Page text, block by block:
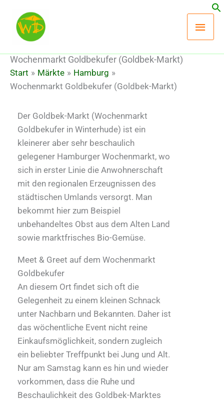
Inhalt
springen
Wochenmarkt Goldbekufer (Goldbek-Markt)
Start Märkte
Hamburg
Wochenmarkt Goldbekufer (Goldbek-Markt)
Der Goldbek-Markt (Wochenmarkt
Goldbekufer in Winterhude) ist ein
kleinerer aber sehr beschaulich
gelegener Hamburger Wochenmarkt, wo
sich in erster Linie die Anwohnerschaft
mit den regionalen Erzeugnissen des
städtischen Umlands versorgt. Man
bekommt hier zum Beispiel
unbehandeltes Obst aus dem Alten Land
sowie marktfrisches Bio-Gemüse.
Meet & Greet auf dem Wochenmarkt
Goldbekufer
An diesem Ort findet sich oft die
Gelegenheit zu einem kleinen Schnack
unter Nachbarn und Bekannten. Daher ist
das wöchentliche Event nicht reine
Einkaufsmöglichkeit, sondern zugleich
ein beliebter Treffpunkt bei Jung und Alt.
Nur am Samstag kann es hin und wieder
vorkommen, dass die Ruhe und
Beschaulichkeit des Goldbek-Marktes